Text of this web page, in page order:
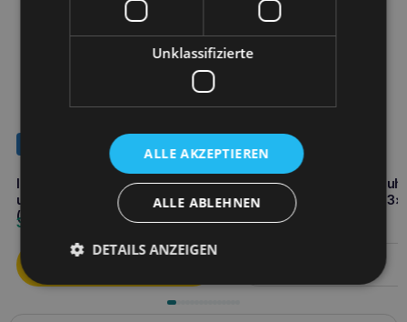
INABA CAT Saftige Muschel-
und Krabbenbisse 3×11,3g
(33,9g)
3,00
INABA CAT Churu Bites
Thunfisch und Muscheln
3,00€
Unklassifizierte
ALLE AKZEPTIEREN
ALLE ABLEHNEN
DETAILS ANZEIGEN